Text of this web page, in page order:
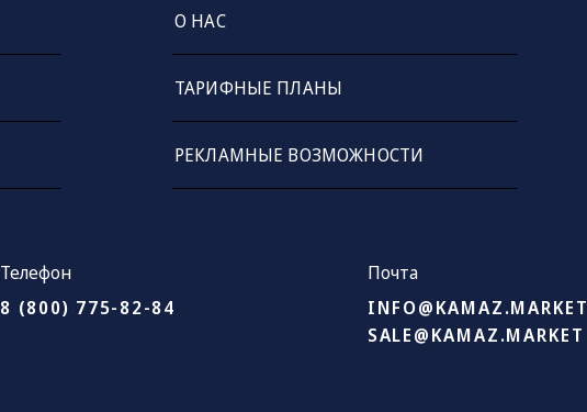
О НАС
ТАРИФНЫЕ ПЛАНЫ
РЕКЛАМНЫЕ ВОЗМОЖНОСТИ
Телефон
8 (800) 775-82-84
Почта
INFO@KAMAZ.MARKET
SALE@KAMAZ.MARKET